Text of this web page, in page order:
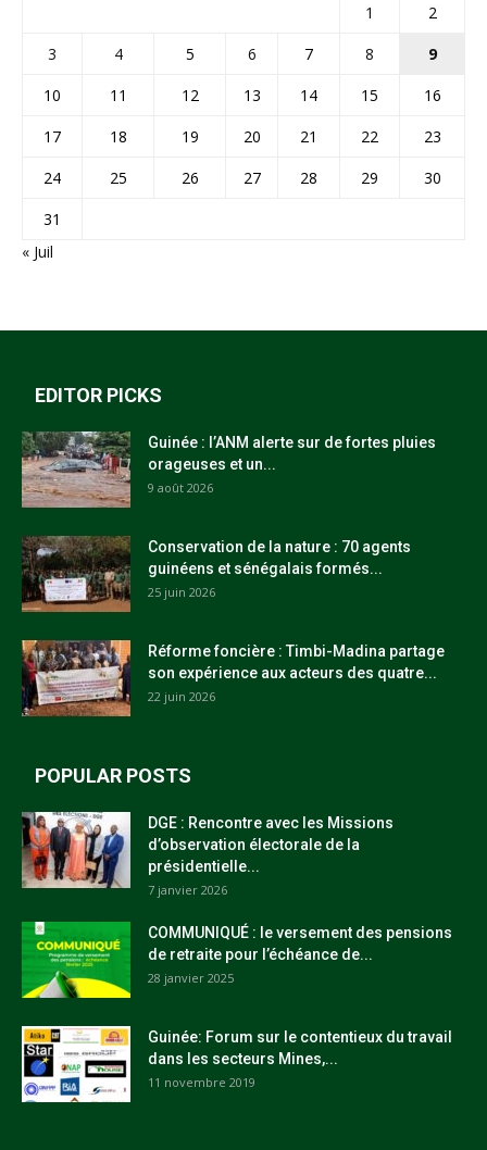
1
2
3
4 5 6 7 8
9
10
11 12 13 14 15
16
17
18 19 20 21 22
23
24
25 26 27 28 29
30
31
« Juil
EDITOR PICKS
Guinée : l’ANM alerte sur de fortes pluies
orageuses et un...
9 août 2026
Conservation de la nature : 70 agents
guinéens et sénégalais formés...
25 juin 2026
Réforme foncière : Timbi-Madina partage
son expérience aux acteurs des quatre...
22 juin 2026
POPULAR POSTS
DGE : Rencontre avec les Missions
d’observation électorale de la
présidentielle...
7 janvier 2026
COMMUNIQUÉ : le versement des pensions
de retraite pour l’échéance de...
28 janvier 2025
Guinée: Forum sur le contentieux du travail
dans les secteurs Mines,...
11 novembre 2019